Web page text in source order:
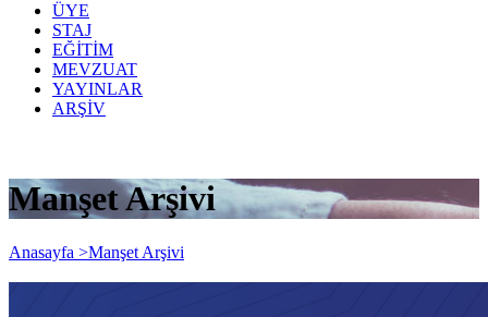
ÜYE
STAJ
EĞİTİM
MEVZUAT
YAYINLAR
ARŞİV
Manşet Arşivi
Anasayfa >Manşet Arşivi